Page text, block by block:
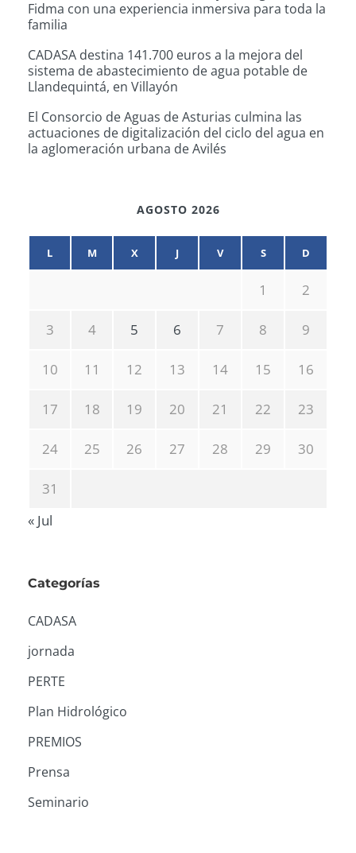
Fidma con una experiencia inmersiva para toda la
familia
CADASA destina 141.700 euros a la mejora del
sistema de abastecimiento de agua potable de
Llandequintá, en Villayón
El Consorcio de Aguas de Asturias culmina las
actuaciones de digitalización del ciclo del agua en
la aglomeración urbana de Avilés
AGOSTO 2026
L M X J V S D
1 2
3 4 5 6 7 8 9
10 11 12 13 14 15 16
17 18 19 20 21 22 23
24 25 26 27 28 29 30
31
« Jul
Categorías
CADASA
jornada
PERTE
Plan Hidrológico
PREMIOS
Prensa
Seminario